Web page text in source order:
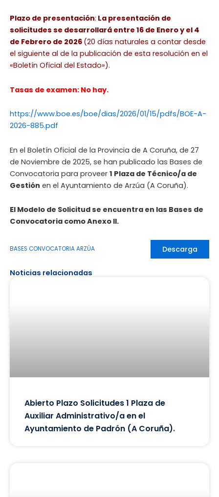
Plazo de presentación: La presentación de
solicitudes se desarrollará entre 16 de Enero y el 4
de Febrero de 2026 (20 días naturales a contar desde
el siguiente al de la publicación de esta resolución en el
«Boletín Oficial del Estado»).
Tasas de examen: No hay.
https://www.boe.es/boe/dias/2026/01/15/pdfs/BOE-A-
2026-885.pdf
En el Boletín Oficial de la Provincia de A Coruña, de 27
de Noviembre de 2025, se han publicado las Bases de
Convocatoria para proveer 1 Plaza de Técnico/a de
Gestión en el Ayuntamiento de Arzúa (A Coruña).
El Modelo de Solicitud se encuentra en las Bases de
Convocatoria como Anexo II.
BASES CONVOCATORIA ARZÚA Descarga
Noticias relacionadas
Abierto Plazo Solicitudes 1 Plaza de
Auxiliar Administrativo/a en el
Ayuntamiento de Padrón (A Coruña).